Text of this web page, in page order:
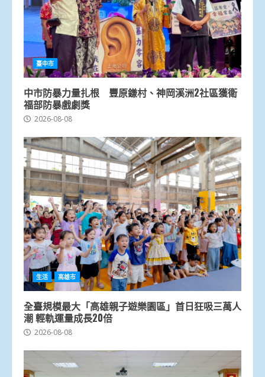
臺中市
中市防暴力量扎根 豐原鎌村、神岡溪洲2社區獲衛
福部防暴戲劇獎
2026-08-08
生活 高雄市
全臺規模最大「高雄親子遊樂園區」首日狂吸三萬人
潮 輕軌運量成長20倍
2026-08-08